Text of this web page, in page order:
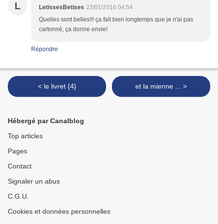
L LetissesBetises 23/01/2016 04:54
Quelles sont belles!!! ça fait bien longtemps que je n'ai pas
cartonné, ça donne envie!
Répondre
< le livret {4} et la mienne ... >
Hébergé par Canalblog
Top articles
Pages
Contact
Signaler un abus
C.G.U.
Cookies et données personnelles